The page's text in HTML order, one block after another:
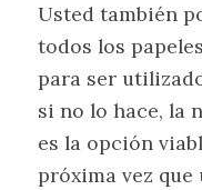
Usted también
todos los
para ser
si no lo hace, la
es la opción
próxima vez